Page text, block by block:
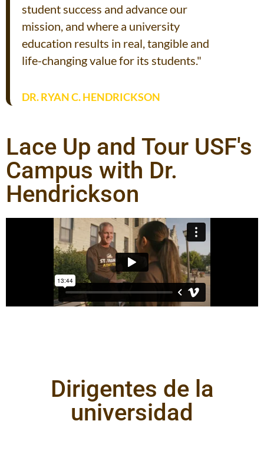
student success and advance our
mission, and where a university
education results in real, tangible and
life-changing value for its students."
DR. RYAN C. HENDRICKSON
Lace Up and Tour USF's
Campus with Dr.
Hendrickson
Dirigentes de la
universidad